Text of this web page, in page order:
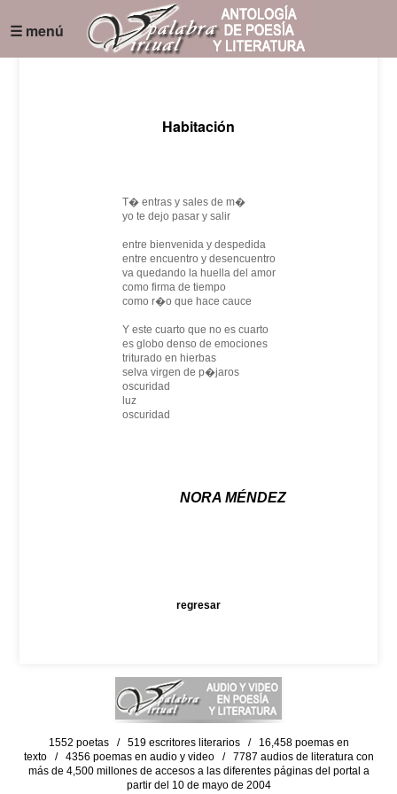
☰ menú
Habitación
T� entras y sales de m�
yo te dejo pasar y salir
entre bienvenida y despedida
entre encuentro y desencuentro
va quedando la huella del amor
como firma de tiempo
como r�o que hace cauce
Y este cuarto que no es cuarto
es globo denso de emociones
triturado en hierbas
selva virgen de p�jaros
oscuridad
luz
oscuridad
NORA MÉNDEZ
regresar
1552 poetas / 519 escritores literarios / 16,458 poemas en
texto / 4356 poemas en audio y video / 7787 audios de literatura con
más de 4,500 millones de accesos a las diferentes páginas del portal a
partir del 10 de mayo de 2004